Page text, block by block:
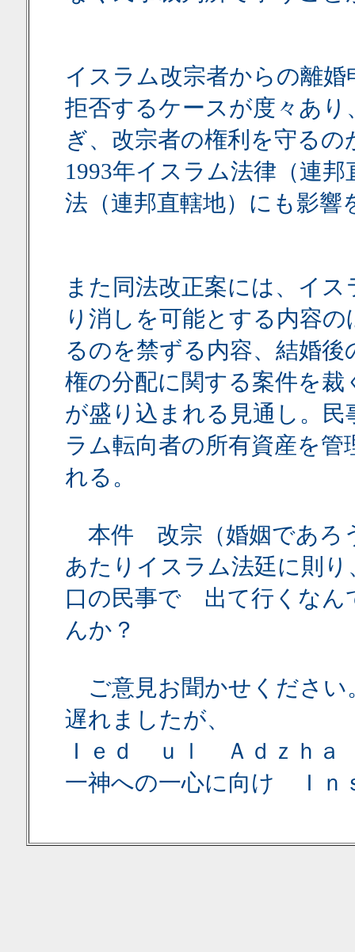
イスラム改宗者からの離
拒否するケースが度々あ
ぎ、改宗者の権利を守る
1993年イスラム法律（連
法（連邦直轄地）にも影響
また同法改正案には、イ
り消しを可能とする内容
るのを禁ずる内容、結婚
権の分配に関する案件を
が盛り込まれる見通し。
ラム転向者の所有資産を
れる。
本件 改宗（婚姻であろ
あたりイスラム法廷に則
口の民事で 出て行くな
んか？
ご意見お聞かせください
遅れましたが、
Ｉｅｄ ｕｌ Ａｄｚｈａ
一神への一心に向け Ｉｎ